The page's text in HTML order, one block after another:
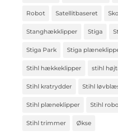
Robot Satellitbaseret
Stanghækklipper Stiga
Stiga Park Stiga
Stihl hækkeklipper stihl
Stihl kratrydder Stihl
Stihl plæneklipper Stihl
Stihl trimmer Økse